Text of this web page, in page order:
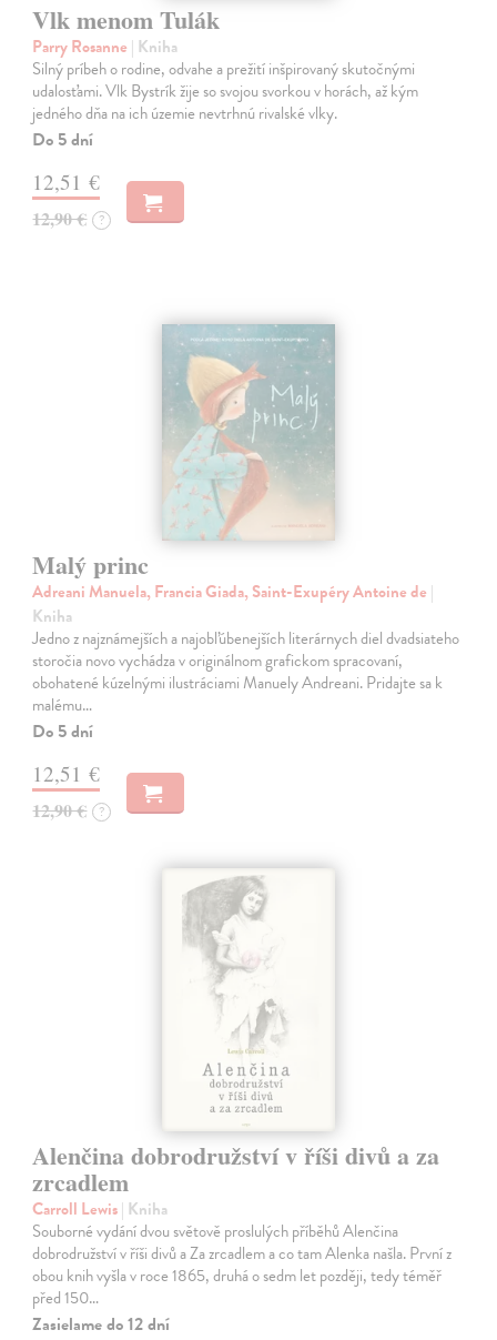
Vlk menom Tulák
Parry Rosanne | Kniha
Silný príbeh o rodine, odvahe a prežití inšpirovaný skutočnými
udalosťami. Vlk Bystrík žije so svojou svorkou v horách, až kým
jedného dňa na ich územie nevtrhnú rivalské vlky.
Do 5 dní
12,51 €
12,90 € ?
Malý princ
Adreani Manuela, Francia Giada, Saint-Exupéry Antoine de |
Kniha
Jedno z najznámejších a najobľúbenejších literárnych diel dvadsiateho
storočia novo vychádza v originálnom grafickom spracovaní,
obohatené kúzelnými ilustráciami Manuely Andreani. Pridajte sa k
malému…
Do 5 dní
12,51 €
12,90 € ?
Alenčina dobrodružství v říši divů a za
zrcadlem
Carroll Lewis| Kniha
Souborné vydání dvou světově proslulých příběhů Alenčina
dobrodružství v říši divů a Za zrcadlem a co tam Alenka našla. První z
obou knih vyšla v roce 1865, druhá o sedm let později, tedy téměř
před 150…
Zasielame do 12 dní